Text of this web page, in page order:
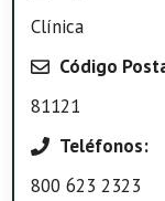
Clínica
Código
81121
Teléfonos:
800 623 2323